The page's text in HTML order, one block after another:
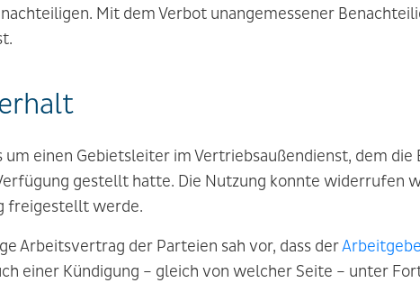
Mit dem Verbot unangemessener
um einen Gebietsleiter im Vertriebsaußendienst, dem
gestellt hatte. Die Nutzung konnte widerrufen
freigestellt werde.
Arbeitsvertrag der Parteien sah vor, dass der
einer Kündigung – gleich von welcher Seite – unter